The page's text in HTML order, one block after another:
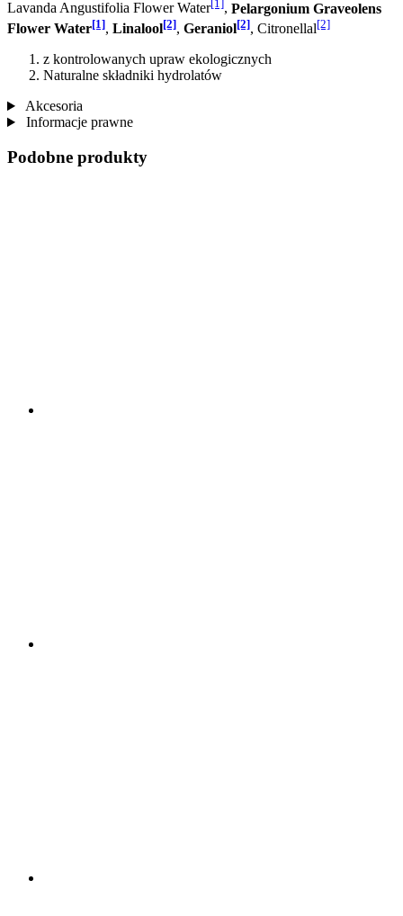
Lavanda Angustifolia Flower Water[1], Pelargonium Graveolens
Flower Water[1], Linalool[2], Geraniol[2], Citronellal[2]
z kontrolowanych upraw ekologicznych
Naturalne składniki hydrolatów
Akcesoria
Informacje prawne
Podobne produkty